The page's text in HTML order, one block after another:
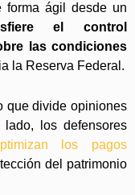
forma ágil desde un
el control
las condiciones
la Reserva Federal.
que divide opiniones
los defensores
los pagos
del patrimonio